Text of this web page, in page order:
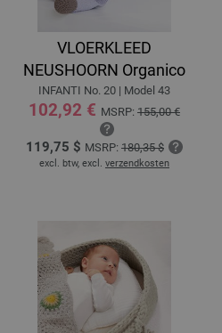
VLOERKLEED
NEUSHOORN Organico
INFANTI No. 20 | Model 43
102,92 € MSRP: 155,00 €
119,75 $ MSRP: 180,35 $
excl. btw, excl. verzendkosten